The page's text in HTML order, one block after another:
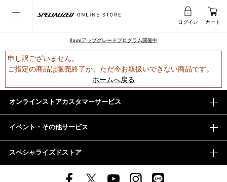
ログイン カート
Rovalアップグレードプログラム開催中
申し訳ございません。
ご指定の商品は販売終了か、ただ今お取扱いできない商品です。
ホームへ戻る
オンラインストアカスタマーサービス
イベント・その他サービス
スペシャライズドストア